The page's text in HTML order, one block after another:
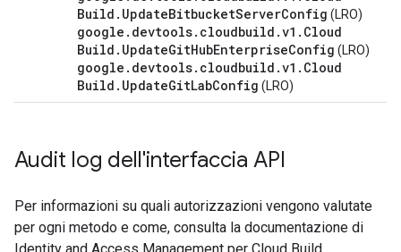
Build . UpdateBitbucketServerConfig (LRO)
google . devtools. cloudbuild .v1 . Cloud
Build . UpdateGitHubEnterpriseConfig (LRO)
google . devtools. cloudbuild .v1 . Cloud
Build . UpdateGitLabConfig (LRO)
Audit log dell'interfaccia API
Per informazioni su quali autorizzazioni vengono valutate
per ogni metodo e come, consulta la documentazione di